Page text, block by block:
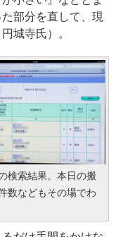
部分を直して、現
城寺氏）。
検索結果。本日の搬
数などもその場でわ